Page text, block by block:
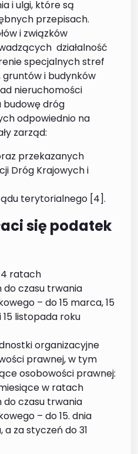
i ulgi, które są
przepisach.
i związków
działalność
specjalnych stref
i budynków
nieruchomości
budowę dróg
odpowiednio na
zarząd:
przekazanych
Dróg Krajowych i
terytorialnego [4].
się podatek
4 ratach
czasu trwania
– do 15 marca, 15
15 listopada roku
organizacyjne
prawnej, w tym
osobowości prawnej:
w ratach
czasu trwania
– do 15. dnia
za styczeń do 31